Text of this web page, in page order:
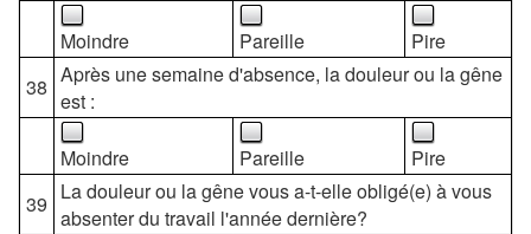
Moindre Pareille
Pire
38 Après une semaine d'absence, la douleur ou la gêne
est :
Moindre Pareille
Pire
39 La douleur ou la gêne vous a-t-elle obligé(e) à vous
absenter du travail l'année dernière?